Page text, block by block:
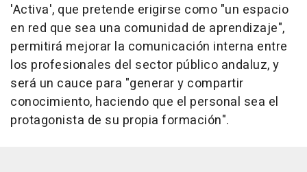
'Activa', que pretende erigirse como "un espacio
en red que sea una comunidad de aprendizaje",
permitirá mejorar la comunicación interna entre
los profesionales del sector público andaluz, y
será un cauce para "generar y compartir
conocimiento, haciendo que el personal sea el
protagonista de su propia formación".